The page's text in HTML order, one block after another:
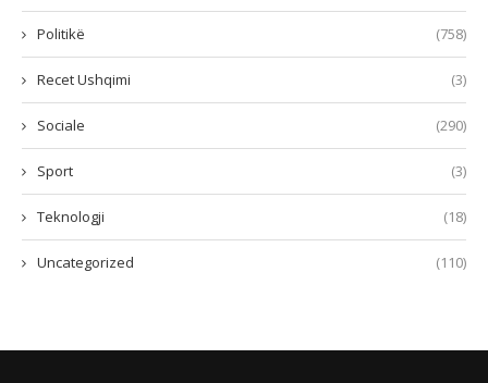
Politikë (758)
Recet Ushqimi (3)
Sociale (290)
Sport (3)
Teknologji (18)
Uncategorized (110)